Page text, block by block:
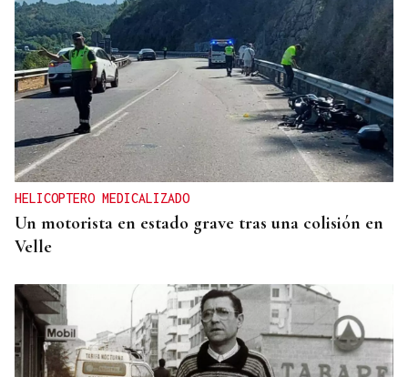
HELICOPTERO MEDICALIZADO
Un motorista en estado grave tras una colisión en
Velle